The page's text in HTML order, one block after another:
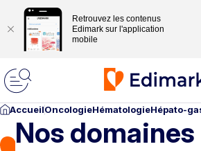
Retrouvez les contenus
Edimark sur l'application
mobile
AccueilOncologieHématologieHépato-
Nos domaines